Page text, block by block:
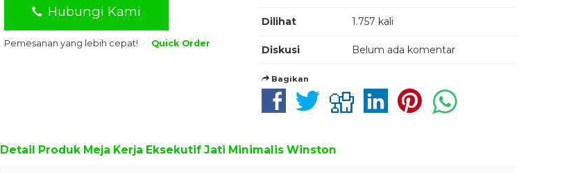
Dilihat 1.757 kali
Diskusi Belum ada komentar
Bagikan
Hubungi Kami
Pemesanan yang lebih cepat! Quick Order
Detail Produk Meja Kerja Eksekutif Jati Minimalis Winston